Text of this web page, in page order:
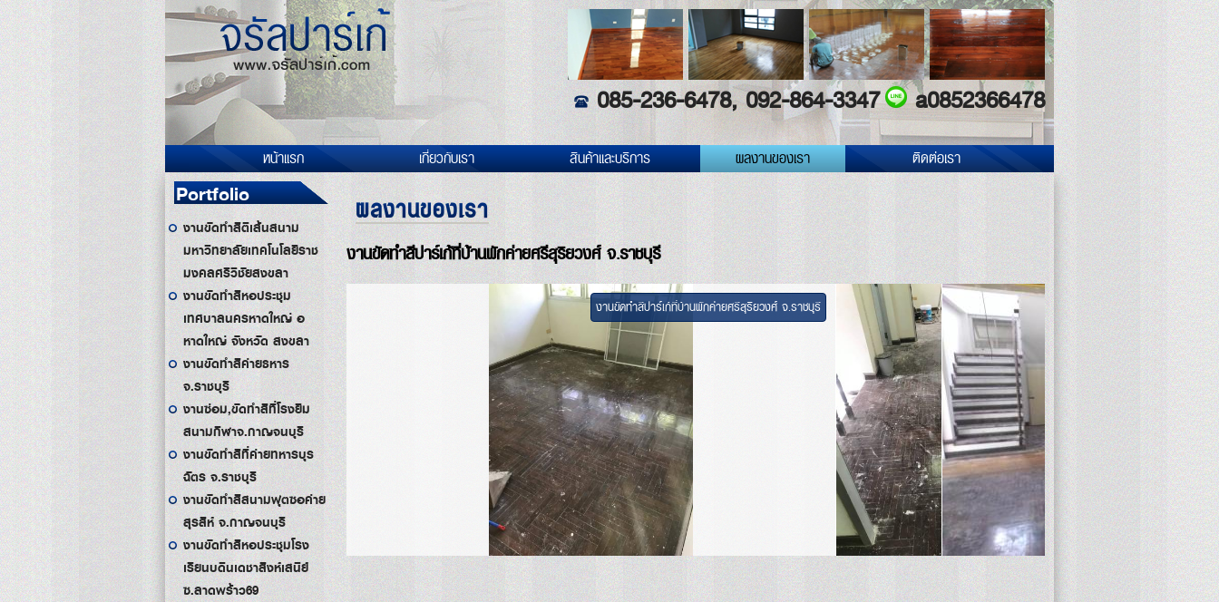
085-236-6478, 092-864-3347 a0852366478
หน้าแรก เกี่ยวกับเรา สินค้าและบริการ ผลงานของเรา ติดต่อเรา
Portfolio
งานขัดทำสีตีเส้นสนาม
มหาวิทยาลัยเทคโนโลยีราช
มงคลศรีวิชัยสงขลา
งานขัดทำสีหอประชุม
เทศบาลนครหาดใหญ่ อ
หาดใหญ่ จังหวัด สงขลา
งานขัดทำสีค่ายธหาร
จ.ราชบุรี
งานซ่อม,ขัดทำสีที่โรงยิม
สนามกีฬาจ.กาญจนบุรี
งานขัดทำสีที่ค่ายทหารบุร
ฉัตร จ.ราชบุรี
งานขัดทำสีสนามฟุตซอค่าย
สุรสีห์ จ.กาญจนบุรี
งานขัดทำสีหอประชุมโรง
เรียนบดินเดชาสิงห์เสนีย์
ซ.ลาดพร้าว69
ผลงานของเรา
งานขัดทำสีปาร์เก้ที่บ้านพักค่ายศรีสุริยวงศ์ จ.ราชบุรี
งานขัดทำสีปาร์เก้ที่บ้านพักค่ายศรีสุริยวงศ์ จ.ราชบุรี